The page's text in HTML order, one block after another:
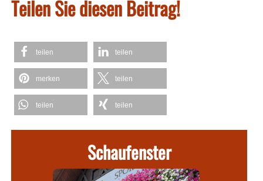
Teilen Sie diesen Beitrag!
teilen teilen
merken teilen
teilen teilen
Schaufenster